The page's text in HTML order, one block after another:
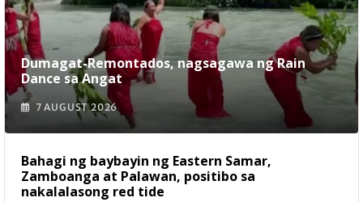
Dumagat-Remontados, nagsagawa ng Rain
Dance sa Angat
7 AUGUST 2026
Bahagi ng baybayin ng Eastern Samar,
Zamboanga at Palawan, positibo sa
nakalalasong red tide